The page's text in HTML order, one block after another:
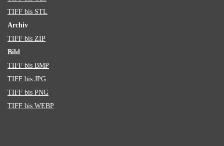
TIFF bis STL
Archiv
TIFF bis ZIP
Bild
TIFF bis BMP
TIFF bis JPG
TIFF bis PNG
TIFF bis WEBP